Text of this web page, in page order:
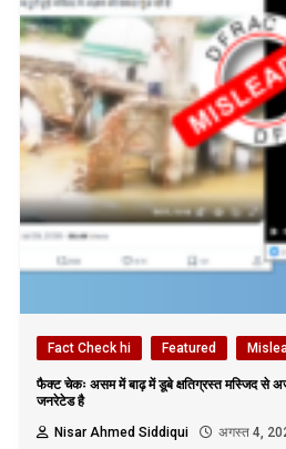
Fact Check hi Featured
फैक्ट चेकः असम में बाढ़ में डूबे क्षतिग्रस्त मस्जिद से
जनरेटेड है
Nisar Ahmed Siddiqui
अगस्त 4,